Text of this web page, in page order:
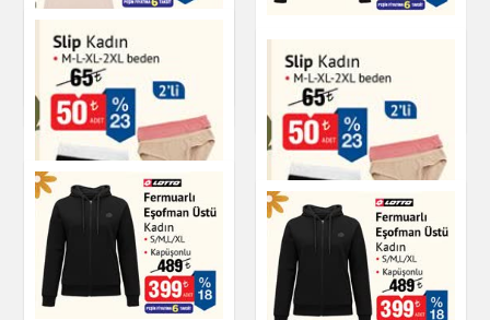
Soket Çorap Erkek
Dikişsiz Astar Elbise
Giyim
Üstü Kadın
Giyim
Slip Kadın
Giyim
Slip Kadın